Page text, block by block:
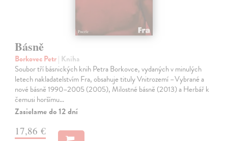
Básně
Borkovec Petr| Kniha
Soubor tří básnických knih Petra Borkovce, vydaných v minulých
letech nakladatelstvím Fra, obsahuje tituly Vnitrozemí –Vybrané a
nové básně 1990–2005 (2005), Milostné básně (2013) a Herbář k
čemusi horšímu…
Zasielame do 12 dní
17,86 €